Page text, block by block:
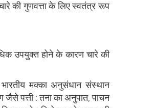
की गुणवत्ता के लिए स्वतंत्र रूप
उपयुक्त होने के कारण चारे की
मक्का अनुसंधान संस्थान
पत्ती : तना का अनुपात, पाचन